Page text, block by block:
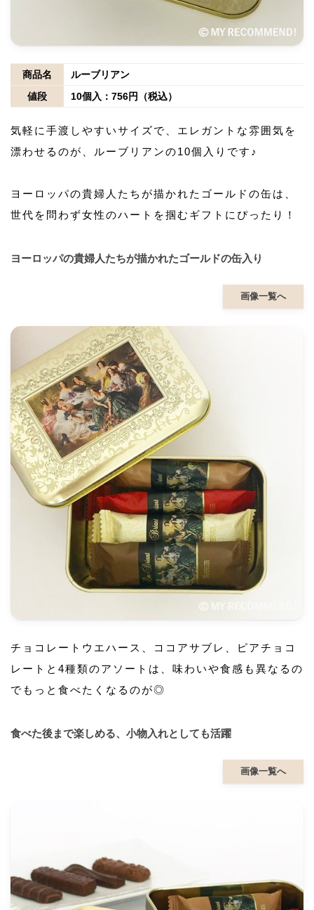
商品名
ルーブリアン
値段
10個入：756円（税込）
気軽に手渡しやすいサイズで、エレガントな雰囲気を
漂わせるのが、ルーブリアンの10個入りです♪
ヨーロッパの貴婦人たちが描かれたゴールドの缶は、
世代を問わず女性のハートを掴むギフトにぴったり！
ヨーロッパの貴婦人たちが描かれたゴールドの缶入り
画像一覧へ
チョコレートウエハース、ココアサブレ、ピアチョコ
レートと4種類のアソートは、味わいや食感も異なるの
でもっと食べたくなるのが◎
食べた後まで楽しめる、小物入れとしても活躍
画像一覧へ